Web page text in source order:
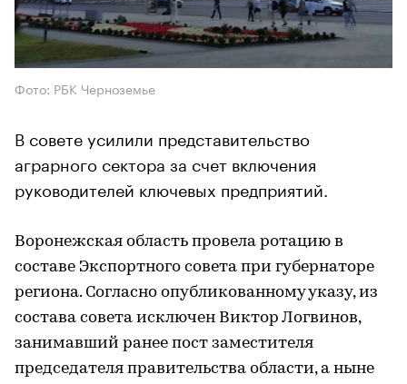
Фото: РБК Черноземье
В совете усилили представительство
аграрного сектора за счет включения
руководителей ключевых предприятий.
Воронежская область провела ротацию в
составе Экспортного совета при губернаторе
региона. Согласно опубликованному указу, из
состава совета исключен Виктор Логвинов,
занимавший ранее пост заместителя
председателя правительства области, а ныне